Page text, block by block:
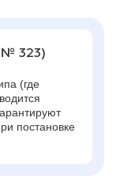
№ 323)
(где
постановке